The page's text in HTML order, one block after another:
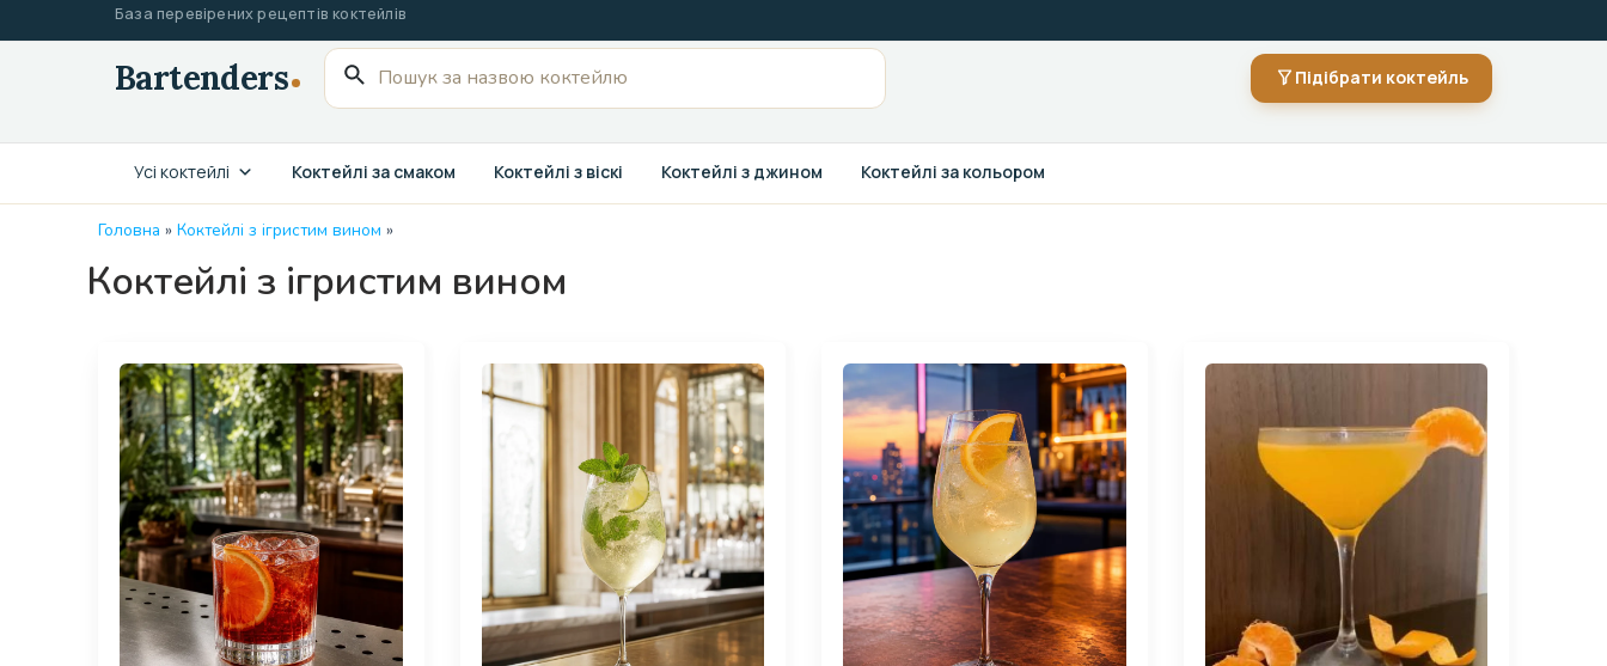
до
База перевірених рецептів коктейлів
Пошук
для:
Підібрати коктейль
Усі коктейлі Коктейлі за смаком Коктейлі з віскі Коктейлі з джином Коктейлі за кольором
Головна » Коктейлі з ігристим вином »
Коктейлі з ігристим вином